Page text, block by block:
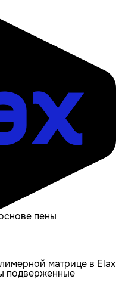
пены
матрице в Elax
подверженные